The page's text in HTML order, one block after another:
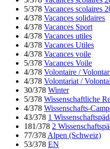
5/378 Vacances scolaires
4/378 Vacances solidaires
4/378 Vacances Sport
4/378 Vacances utiles
4/378 Vacances Utiles
4/378 Vacances voile
5/378 Vacances Voile
4/378 Volontaire /
4/378 Volontariat /
30/378 Winter
5/378 Wissenschaftliche
4/378 Wissenschafts-
43/378 1
181/378 2
77/378 Alpen (Schweiz)
53/378 EN